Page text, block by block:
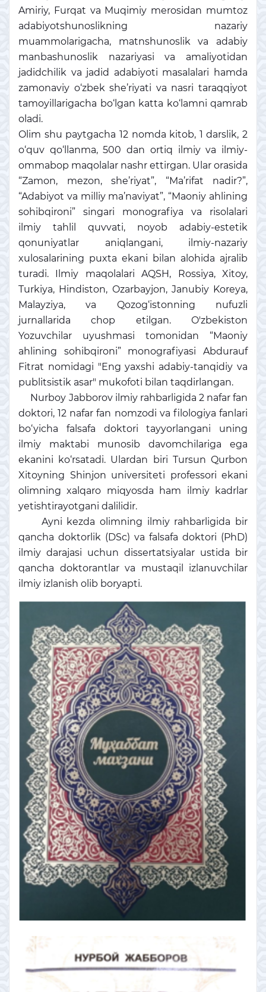
Amiriy, Furqat va Muqimiy merosidan mumtoz
adabiyotshunoslikning nazariy
muammolarigacha, matnshunoslik va adabiy
manbashunoslik nazariyasi va amaliyotidan
jadidchilik va jadid adabiyoti masalalari hamda
zamonaviy o‘zbek she’riyati va nasri taraqqiyot
tamoyillarigacha bo‘lgan katta ko‘lamni qamrab
oladi.
Olim shu paytgacha 12 nomda kitob, 1 darslik, 2
o‘quv qo‘llanma, 500 dan ortiq ilmiy va ilmiy-
ommabop maqolalar nashr ettirgan. Ular orasida
“Zamon, mezon, she’riyat”, “Ma’rifat nadir?”,
“Adabiyot va milliy ma’naviyat”, “Maoniy ahlining
sohibqironi” singari monografiya va risolalari
ilmiy tahlil quvvati, noyob adabiy-estetik
qonuniyatlar aniqlangani, ilmiy-nazariy
xulosalarining puxta ekani bilan alohida ajralib
turadi. Ilmiy maqolalari AQSH, Rossiya, Xitoy,
Turkiya, Hindiston, Ozarbayjon, Janubiy Koreya,
Malayziya, va Qozog‘istonning nufuzli
jurnallarida chop etilgan. O'zbekiston
Yozuvchilar uyushmasi tomonidan “Maoniy
ahlining sohibqironi” monografiyasi Abdurauf
Fitrat nomidagi "Eng yaxshi adabiy-tanqidiy va
publitsistik asar" mukofoti bilan taqdirlangan.
Nurboy Jabborov ilmiy rahbarligida 2 nafar fan
doktori, 12 nafar fan nomzodi va filologiya fanlari
bo‘yicha falsafa doktori tayyorlangani uning
ilmiy maktabi munosib davomchilariga ega
ekanini ko‘rsatadi. Ulardan biri Tursun Qurbon
Xitoyning Shinjon universiteti professori ekani
olimning xalqaro miqyosda ham ilmiy kadrlar
yetishtirayotgani dalilidir.
Ayni kezda olimning ilmiy rahbarligida bir
qancha doktorlik (DSc) va falsafa doktori (PhD)
ilmiy darajasi uchun dissertatsiyalar ustida bir
qancha doktorantlar va mustaqil izlanuvchilar
ilmiy izlanish olib boryapti.